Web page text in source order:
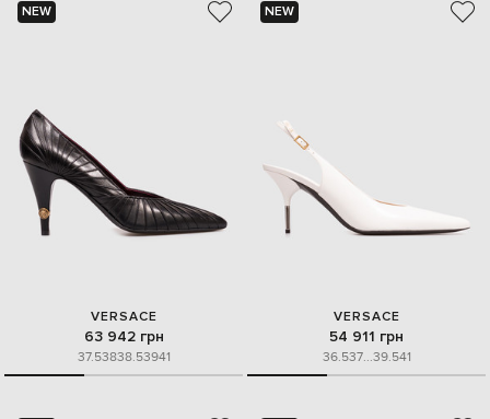
NEW
VERSACE
63 942 грн
37.53838.53941
NEW
VERSACE
54 911 грн
36.537...39.541